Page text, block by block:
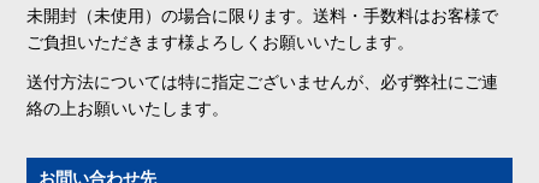
未開封（未使用）の場合に限ります。送料・手数料はお客様で
ご負担いただきます様よろしくお願いいたします。
送付方法については特に指定ございませんが、必ず弊社にご連
絡の上お願いいたします。
お問い合わせ先